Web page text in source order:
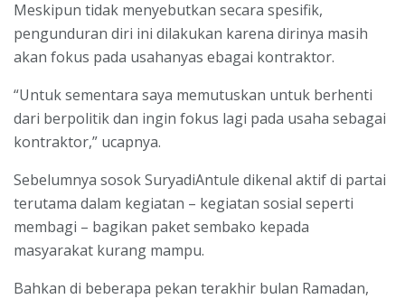
Meskipun tidak menyebutkan secara spesifik,
pengunduran diri ini dilakukan karena dirinya masih
akan fokus pada usahanyas ebagai kontraktor.
“Untuk sementara saya memutuskan untuk berhenti
dari berpolitik dan ingin fokus lagi pada usaha sebagai
kontraktor,” ucapnya.
Sebelumnya sosok SuryadiAntule dikenal aktif di partai
terutama dalam kegiatan – kegiatan sosial seperti
membagi – bagikan paket sembako kepada
masyarakat kurang mampu.
Bahkan di beberapa pekan terakhir bulan Ramadan,